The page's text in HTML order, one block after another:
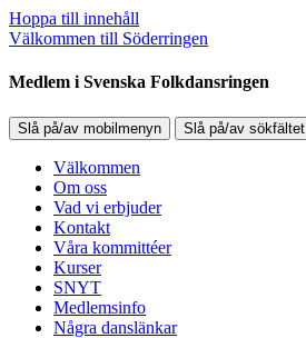
Hoppa till innehåll
Välkommen till Söderringen
Medlem i Svenska Folkdansringen
Slå på/av mobilmenyn Slå på/av sökfältet
Välkommen
Om oss
Vad vi erbjuder
Kontakt
Våra kommittéer
Kurser
SNYT
Medlemsinfo
Några danslänkar